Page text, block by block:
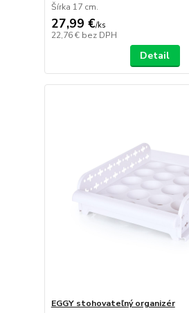
Šírka 17 cm.
27,99 €/ks
22,76 € bez DPH
Detail
EGGY stohovateľný organizér